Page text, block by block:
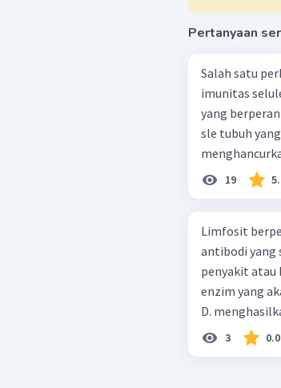
tubuh
E.
Pertanyaan
Salah satu
imunitas
yang
sle tubuh
yang sehat
19
Limfosit
antibodi yang
penyakit atau
enzim yang
D.
atau virus E. menghancurkan kuman dan benda asing dengan menggunakan
sekret dari
3 0.0